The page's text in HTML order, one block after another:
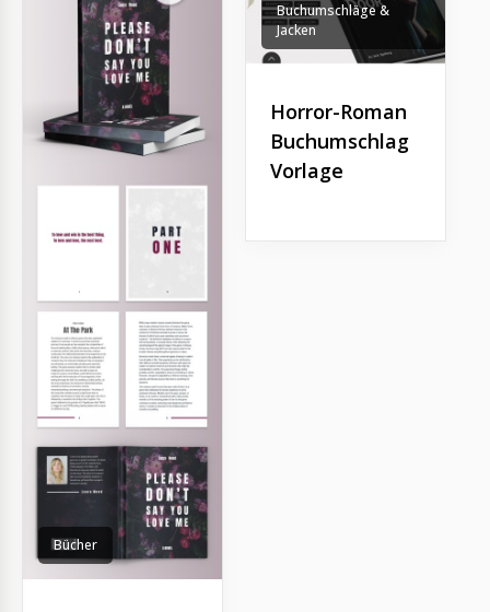
Bücher
Buchumschläge &
Jacken
Horror-Roman
Buchumschlag
Vorlage